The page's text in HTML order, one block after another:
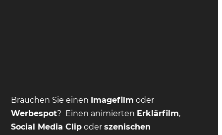
Brauchen Sie einen Imagefilm oder
Werbespot? Einen animierten Erklärfilm,
Social Media Clip oderszenischen